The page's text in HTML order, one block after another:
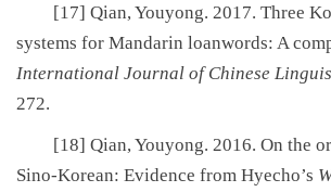
[17] Qian, Youyong. 2017. Three
systems for Mandarin loanwords: A
International Journal of Chinese
272.
[18] Qian, Youyong. 2016. On the
Sino-Korean: Evidence from Hyecho’s